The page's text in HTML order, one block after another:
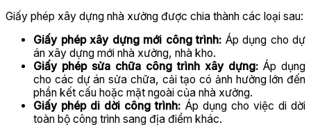
Giấy phép xây dựng nhà xưởng được chia thành các loại sau:
Giấy phép xây dựng mới công trình: Áp dụng cho dự
án xây dựng mới nhà xưởng, nhà kho.
Giấy phép sửa chữa công trình xây dựng: Áp dụng
cho các dự án sửa chữa, cải tạo có ảnh hưởng lớn đến
phần kết cấu hoặc mặt ngoài của nhà xưởng.
Giấy phép di dời công trình: Áp dụng cho việc di dời
toàn bộ công trình sang địa điểm khác.